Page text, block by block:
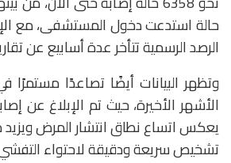
حالة استدعت دخول المستشفى، مع
الرصد الرسمية تتأخر عدة أسابيع عن
وتظهر البيانات أيضًا تصاعدًا مستمرًا
يعكس اتساع نطاق انتشار المرض ويزيد
تشخيص سريعة ودقيقة لاحتواء